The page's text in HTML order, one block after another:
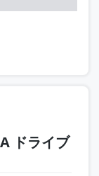
ドライブ